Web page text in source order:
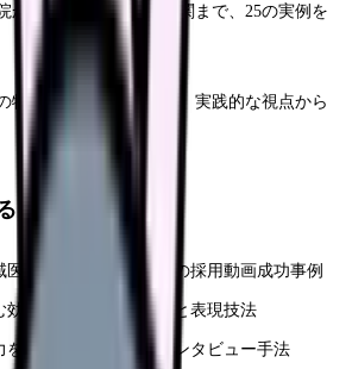
から地域密着型医療機関まで、25の実例を
特徴や制作プロセスを、実践的な視点から
こと
医療機関まで、規模別の採用動画成功事例
効果的な構成パターンと表現技法
を最大限に引き出すインタビュー手法